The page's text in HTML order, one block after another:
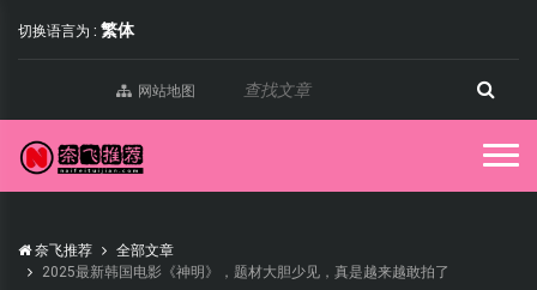
切换语言为 : 繁体
网站地图
奈飞推荐
全部文章
2025最新韩国电影《神明》，题材大胆少见，真是越来越敢拍了